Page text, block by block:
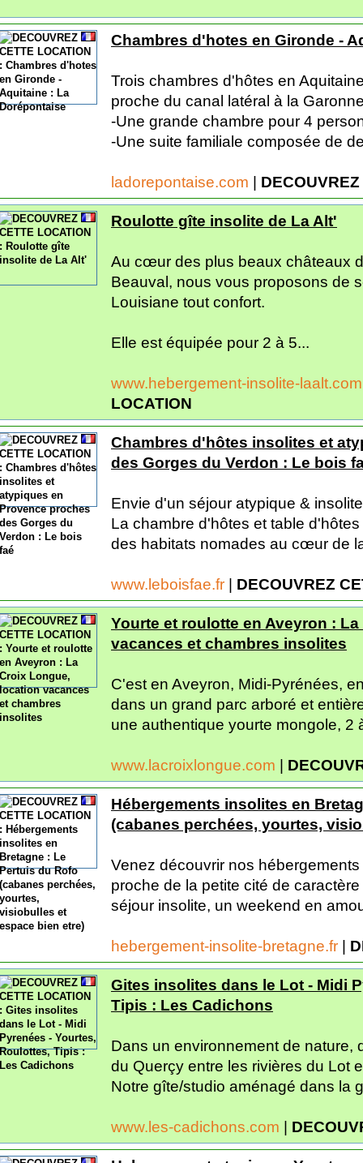
Chambres d'hotes en Gironde -
Trois chambres d'hôtes en
proche du canal latéral à la
-Une grande chambre pour 4
-Une suite familiale composée de
ladorepontaise.com |
Roulotte gîte insolite de La Alt'
Au cœur des plus beaux châteaux
Beauval, nous vous proposons de
Louisiane tout confort.
Elle est équipée pour 2 à 5...
www.hebergement-insolite-
LOCATION
Chambres d'hôtes insolites et
des Gorges du Verdon : Le bois
Envie d'un séjour atypique &
La chambre d'hôtes et table
des habitats nomades au cœur de
www.leboisfae.fr | DECOUVREZ
Yourte et roulotte en Aveyron :
vacances et chambres insolites
C'est en Aveyron, Midi-Pyrénées,
dans un grand parc arboré et
une authentique yourte mongole, 2
www.lacroixlongue.com |
Hébergements insolites en
(cabanes perchées, yourtes,
Venez découvrir nos
proche de la petite cité de
séjour insolite, un weekend en
hebergement-insolite-bretagne.fr |
Gites insolites dans le Lot - Midi
Tipis : Les Cadichons
Dans un environnement de nature,
du Querçy entre les rivières du Lot
Notre gîte/studio aménagé dans la
www.les-cadichons.com |